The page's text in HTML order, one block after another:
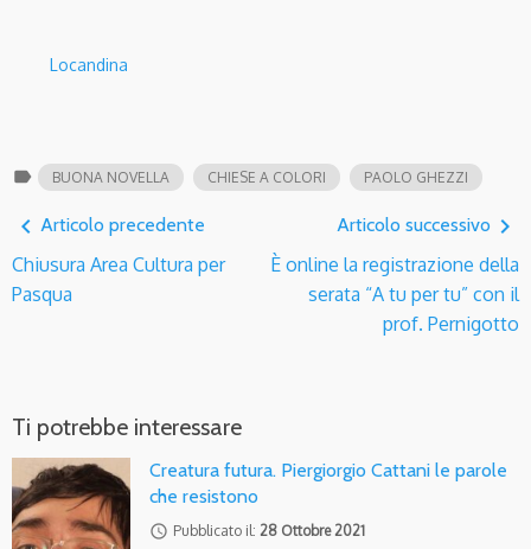
Locandina
label BUONA NOVELLA CHIESE A COLORI PAOLO GHEZZI
navigate_before Articolo precedente
Chiusura Area Cultura per
Pasqua
Articolo successivo navigate_next
È online la registrazione della
serata “A tu per tu” con il
prof. Pernigotto
Ti potrebbe interessare
Creatura futura. Piergiorgio Cattani le parole
che resistono
access_time Pubblicato il: 28 Ottobre 2021